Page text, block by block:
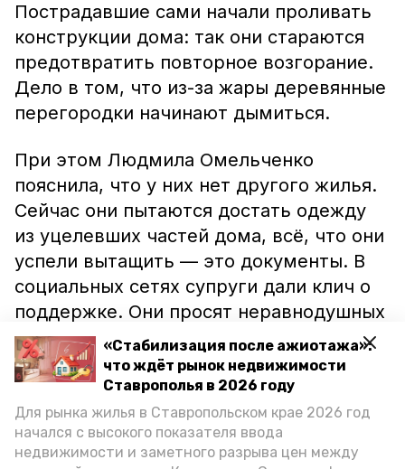
«Стабилизация после ажиотажа»:
что ждёт рынок недвижимости
Ставрополья в 2026 году
Для рынка жилья в Ставропольском крае 2026 год
начался с высокого показателя ввода
недвижимости и заметного разрыва цен между
Пострадавшие сами начали проливать
конструкции дома: так они стараются
предотвратить повторное возгорание.
Дело в том, что из-за жары деревянные
перегородки начинают дымиться.
При этом Людмила Омельченко
пояснила, что у них нет другого жилья.
Сейчас они пытаются достать одежду
из уцелевших частей дома, всё, что они
успели вытащить — это документы. В
социальных сетях супруги дали клич о
поддержке. Они просят неравнодушных
откликнуться и дать им вещи, деньги
или же помочь в разборе завалов, для
минимизации повторного возгорания.
Женщина отметила, что на данный
момент их готовы приютить соседи,